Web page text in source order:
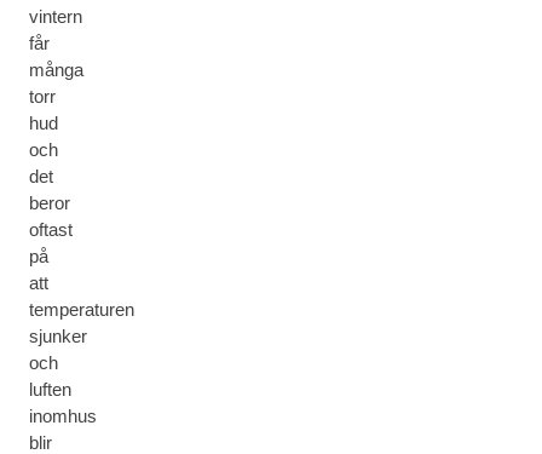
vintern
får
många
torr
hud
och
det
beror
oftast
på
att
temperaturen
sjunker
och
luften
inomhus
blir